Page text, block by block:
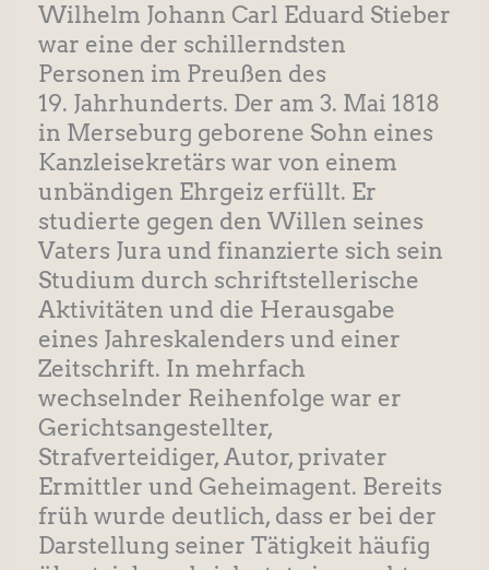
Wilhelm Johann Carl Eduard Stieber
war eine der schillerndsten
Personen im Preußen des
19. Jahrhunderts. Der am 3. Mai 1818
in Merseburg geborene Sohn eines
Kanzleisekretärs war von einem
unbändigen Ehrgeiz erfüllt. Er
studierte gegen den Willen seines
Vaters Jura und finanzierte sich sein
Studium durch schriftstellerische
Aktivitäten und die Herausgabe
eines Jahreskalenders und einer
Zeitschrift. In mehrfach
wechselnder Reihenfolge war er
Gerichtsangestellter,
Strafverteidiger, Autor, privater
Ermittler und Geheimagent. Bereits
früh wurde deutlich, dass er bei der
Darstellung seiner Tätigkeit häufig